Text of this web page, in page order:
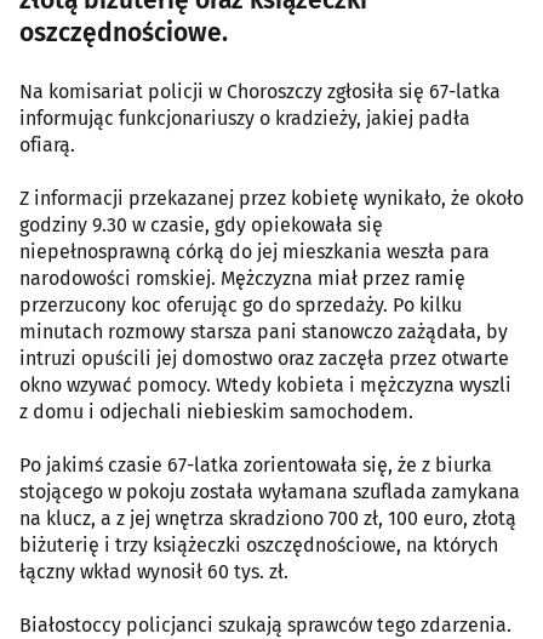
oszczędnościowe.
Na komisariat policji w Choroszczy zgłosiła się 67-latka
informując funkcjonariuszy o kradzieży, jakiej padła
ofiarą.
Z informacji przekazanej przez kobietę wynikało, że około
godziny 9.30 w czasie, gdy opiekowała się
niepełnosprawną córką do jej mieszkania weszła para
narodowości romskiej. Mężczyzna miał przez ramię
przerzucony koc oferując go do sprzedaży. Po kilku
minutach rozmowy starsza pani stanowczo zażądała, by
intruzi opuścili jej domostwo oraz zaczęła przez otwarte
okno wzywać pomocy. Wtedy kobieta i mężczyzna wyszli
z domu i odjechali niebieskim samochodem.
Po jakimś czasie 67-latka zorientowała się, że z biurka
stojącego w pokoju została wyłamana szuflada zamykana
na klucz, a z jej wnętrza skradziono 700 zł, 100 euro, złotą
biżuterię i trzy książeczki oszczędnościowe, na których
łączny wkład wynosił 60 tys. zł.
Białostoccy policjanci szukają sprawców tego zdarzenia.